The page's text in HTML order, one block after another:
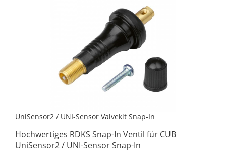
UniSensor2 / UNI-Sensor Valvekit Snap-In
Hochwertiges RDKS Snap-In Ventil für CUB
UniSensor2 / UNI-Sensor Snap-In